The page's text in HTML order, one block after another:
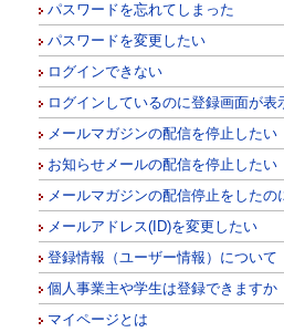
パスワードを忘れてしまった
パスワードを変更したい
ログインできない
ログインしているのに登録画面が表
メールマガジンの配信を停止したい
お知らせメールの配信を停止したい
メールマガジンの配信停止をしたの
メールアドレス(ID)を変更したい
登録情報（ユーザー情報）について
個人事業主や学生は登録できますか
マイページとは